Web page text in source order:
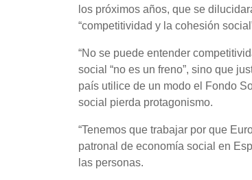
los próximos años, que se
“competitividad y la cohesión
“No se puede entender
social “no es un freno”, sino que
país utilice de un modo el Fondo
social pierda protagonismo.
“Tenemos que trabajar por que
patronal de economía social en
las personas.